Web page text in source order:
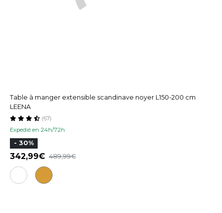
Table à manger extensible scandinave noyer L150-200 cm
LEENA
Expedié en 24h/72h
(67)
- 30%
342,99 489,99